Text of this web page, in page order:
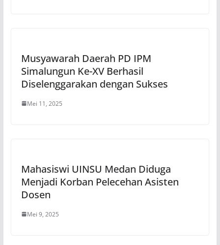
Musyawarah Daerah PD IPM
Simalungun Ke-XV Berhasil
Diselenggarakan dengan Sukses
Mei 11, 2025
Mahasiswi UINSU Medan Diduga
Menjadi Korban Pelecehan Asisten
Dosen
Mei 9, 2025